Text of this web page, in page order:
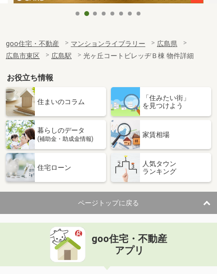
goo住宅・不動産 マンションライブラリー
広島県
広島市東区
広島駅 光ヶ丘コートビレッヂＢ棟 物件詳細
お役立ち情報
住まいのコラム
「住みたい街」
を見つけよう
暮らしのデータ
(補助金・助成金情報)
家賃相場
住宅ローン
人気タウン
ランキング
ページトップに戻る
goo住宅・不動産
アプリ